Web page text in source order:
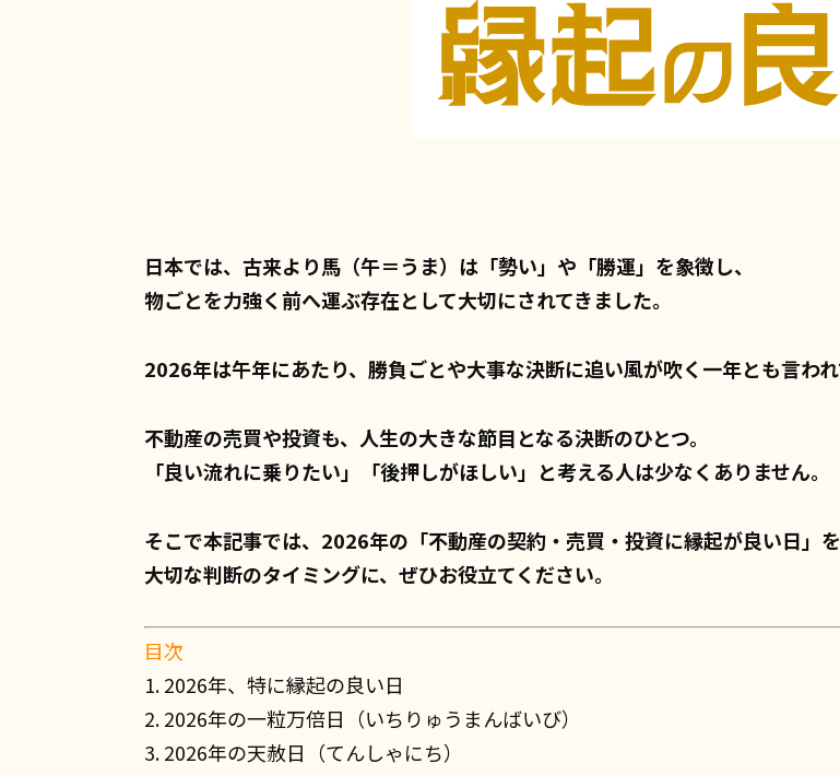
日本では、古来より馬（午＝うま）は「勢い」や「勝運」を象徴し、
物ごとを力強く前へ運ぶ存在として大切にされてきました。
2026年は午年にあたり、勝負ごとや大事な決断に追い風が吹く一年とも言われ
不動産の売買や投資も、人生の大きな節目となる決断のひとつ。
「良い流れに乗りたい」「後押しがほしい」と考える人は少なくありません。
そこで本記事では、2026年の「不動産の契約・売買・投資に縁起が良い日」を
大切な判断のタイミングに、ぜひお役立てください。
目次
1. 2026年、特に縁起の良い日
2. 2026年の一粒万倍日（いちりゅうまんばいび）
3. 2026年の天赦日（てんしゃにち）